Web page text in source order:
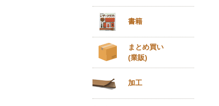
書籍
まとめ買い
(業販)
加工